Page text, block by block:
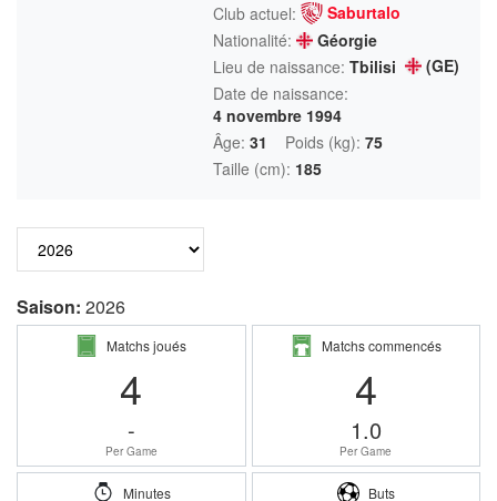
Club actuel:
Saburtalo
Nationalité:
Géorgie
Lieu de naissance: Tbilisi
(GE)
Date de naissance:
4 novembre 1994
Âge: 31 Poids (kg): 75
Taille (cm): 185
Saison: 2026
Matchs joués
4
-
Per Game
Matchs commencés
4
1.0
Per Game
Minutes Buts